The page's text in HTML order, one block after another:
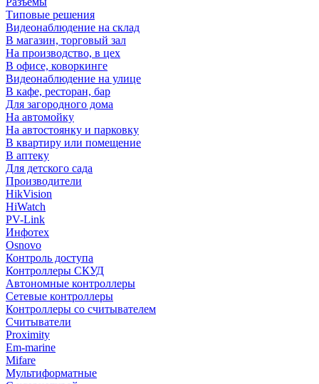
Типовые решения
Видеонаблюдение на склад
В магазин, торговый зал
На производство, в цех
В офисе, коворкинге
Видеонаблюдение на улице
В кафе, ресторан, бар
Для загородного дома
На автомойку
На автостоянку и парковку
В квартиру или помещение
В аптеку
Для детского сада
Производители
HikVision
HiWatch
PV-Link
Инфотех
Osnovo
Контроль доступа
Контроллеры СКУД
Автономные контроллеры
Сетевые контроллеры
Контроллеры со считывателем
Считыватели
Proximity
Em-marine
Mifare
Мультиформатные